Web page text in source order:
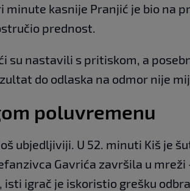
minute kasnije Pranjić je bio na
prednost.
su nastavili s pritiskom, a
do odlaska na odmor nije
poluvremenu
ubjedljiviji. U 52. minuti Kiš je
Gavrića završila u mreži
igrač je iskoristio grešku